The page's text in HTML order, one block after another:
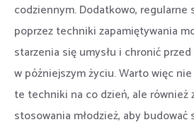
codziennym. Dodatkowo,
poprzez techniki zapamiętywania
starzenia się umysłu i chronić
w późniejszym życiu. Warto więc
te techniki na co dzień, ale również
stosowania młodzież, aby